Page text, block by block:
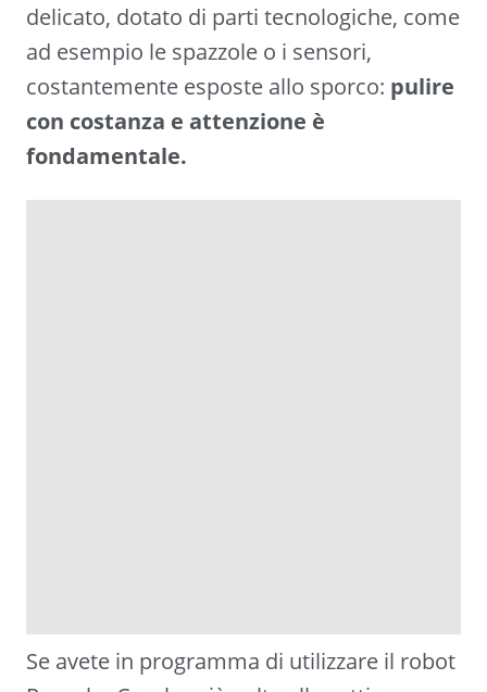
delicato, dotato di parti tecnologiche, come
ad esempio le spazzole o i sensori,
costantemente esposte allo sporco: pulire
con costanza e attenzione è
fondamentale.
Se avete in programma di utilizzare il robot